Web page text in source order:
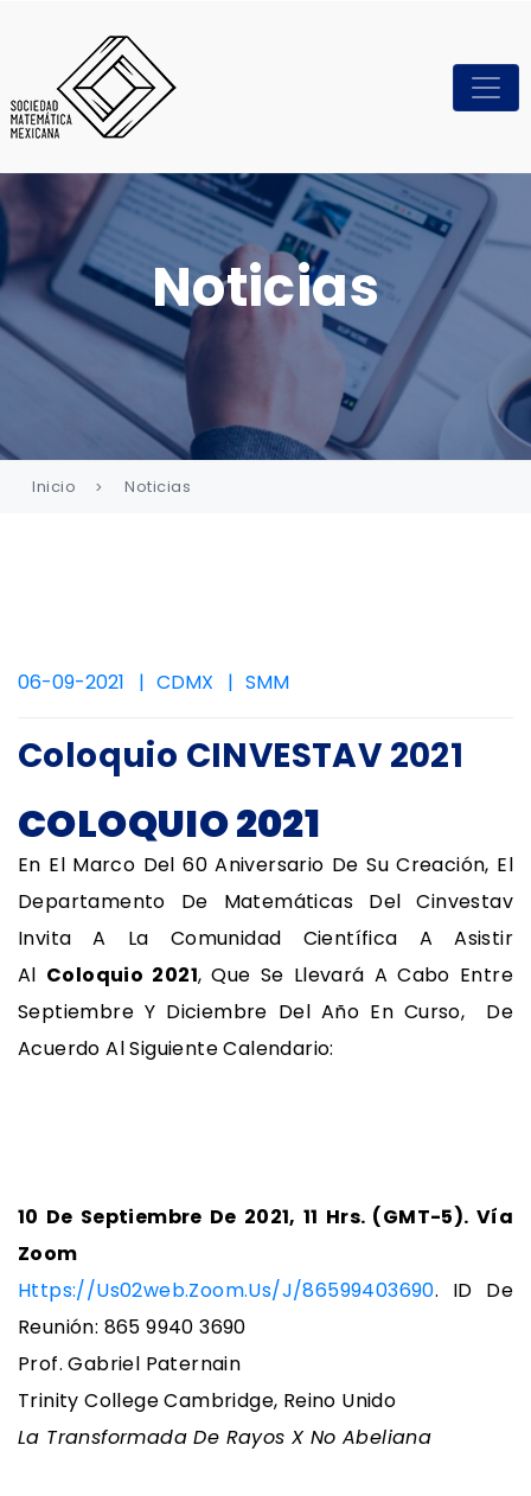
Noticias
Inicio Noticias
06-09-2021 CDMX SMM
Coloquio CINVESTAV 2021
COLOQUIO 2021
En El Marco Del 60 Aniversario De Su Creación, El
Departamento De Matemáticas Del Cinvestav
Invita A La Comunidad Científica A Asistir
Al Coloquio 2021, Que Se Llevará A Cabo Entre
Septiembre Y Diciembre Del Año En Curso, De
Acuerdo Al Siguiente Calendario:
10 De Septiembre De 2021, 11 Hrs. (GMT-5). Vía
Zoom
Https://us02web.zoom.us/j/86599403690. ID De
Reunión: 865 9940 3690
Prof. Gabriel Paternain
Trinity College Cambridge, Reino Unido
La Transformada De Rayos X No Abeliana